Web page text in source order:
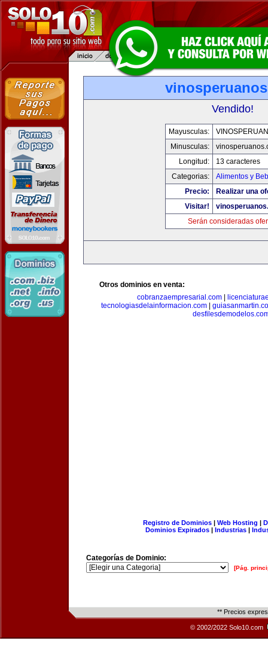
Vendido!
Mayusculas:
Minusculas:
Longitud:
13 caracteres
Categorias:
Alimentos y
Precio:
Realizar una
Visitar!
Serán consideradas
Otros dominios en venta:
cobranzaempresarial.com
tecnologiasdelainformacion.com|
Registro de Dominios| Web Hosting |
Dominios Expirados | Industrias |
Categorías de Dominio:
[Pág.
** Precios
© 2002/2022 Solo10.com